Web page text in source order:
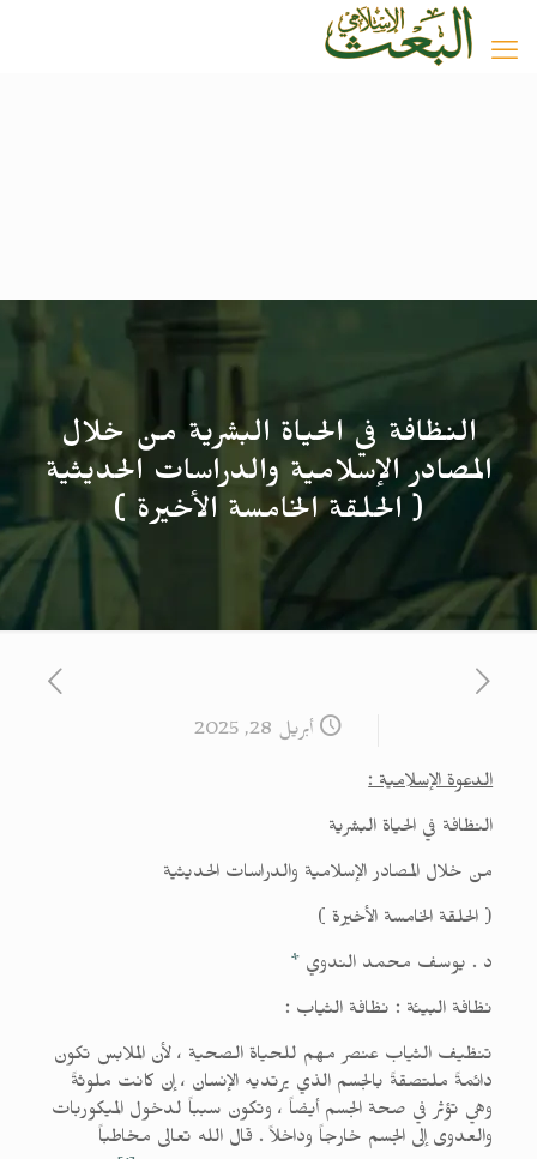
النظافة في الحياة البشرية من خلال
المصادر الإسلامية والدراسات الحديثية
( الحلقة الخامسة الأخيرة )
أبريل 28, 2025
الدعوة الإسلامية :
النظافة في الحياة البشرية
من خلال المصادر الإسلامية والدراسات الحديثية
( الحلقة الخامسة الأخيرة )
د . يوسف محمد الندوي *
نظافة البيئة : نظافة الثياب :
تنظيف الثياب عنصر مهم للحياة الصحية ، لأن الملابس تكون
دائمةً ملتصقةً بالجسم الذي يرتديه الإنسان ، إن كانت ملوثةً
وهي تؤثر في صحة الجسم أيضاً ، وتكون سبباً لدخول الميكوربات
والعدوى إلى الجسم خارجاً وداخلاً . قال الله تعالى مخاطباً